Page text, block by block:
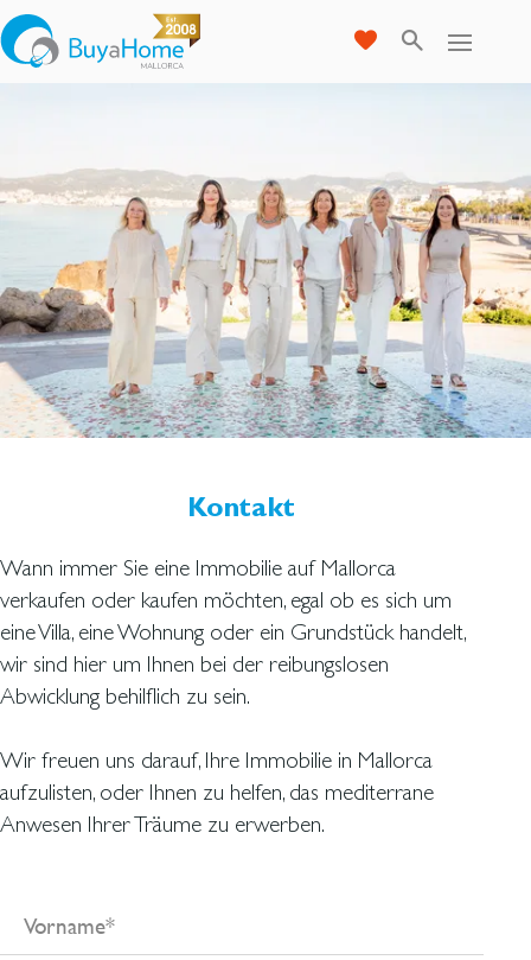
Kontakt
Wann immer Sie eine Immobilie auf Mallorca
verkaufen oder kaufen möchten, egal ob es sich um
eine Villa, eine Wohnung oder ein Grundstück handelt,
wir sind hier um Ihnen bei der reibungslosen
Abwicklung behilflich zu sein.
Wir freuen uns darauf, Ihre Immobilie in Mallorca
aufzulisten, oder Ihnen zu helfen, das mediterrane
Anwesen Ihrer Träume zu erwerben.